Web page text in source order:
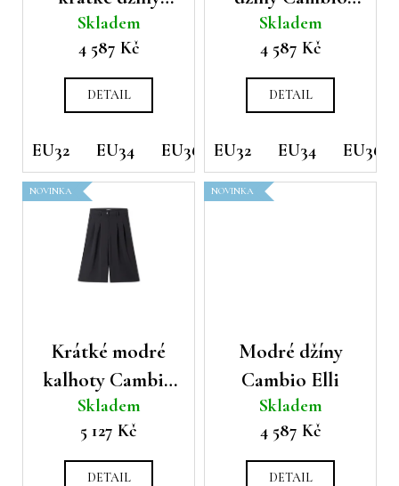
Cambio Piper
Skladem
4 587 Kč
DETAIL
EU32 EU34 EU36 EU38 EU40 EU42
Tessa
Skladem
4 587 Kč
DETAIL
EU32 EU34 EU36
NOVINKA
Krátké modré
kalhoty Cambio
Constance
Skladem
5 127 Kč
DETAIL
NOVINKA
Modré džíny
Cambio Elli
Skladem
4 587 Kč
DETAIL